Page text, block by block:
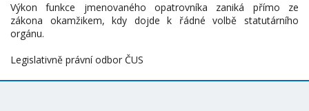
Výkon funkce jmenovaného opatrovníka zaniká přímo ze
zákona okamžikem, kdy dojde k řádné volbě statutárního
orgánu.
Legislativně právní odbor ČUS